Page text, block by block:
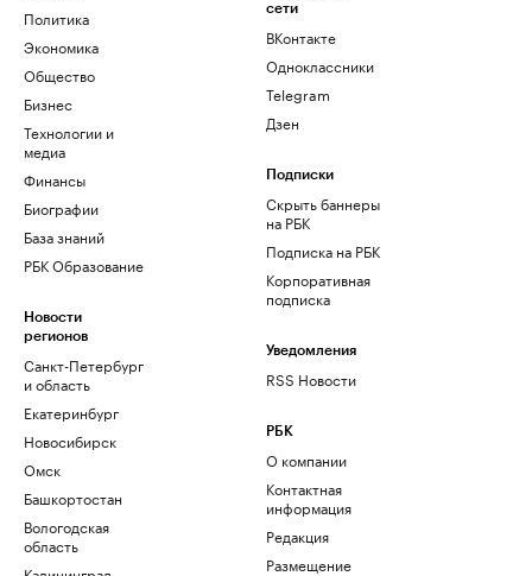
Политика
Экономика
Общество
Бизнес
Технологии и
медиа
Финансы
Биографии
База знаний
РБК Образование
Новости
регионов
Санкт-Петербург
и область
Екатеринбург
Новосибирск
Омск
Башкортостан
Вологодская
область
сети
ВКонтакте
Одноклассники
Telegram
Дзен
Подписки
Скрыть баннеры
на РБК
Подписка на РБК
Корпоративная
подписка
Уведомления
RSS Новости
РБК
О компании
Контактная
информация
Редакция
Размещение